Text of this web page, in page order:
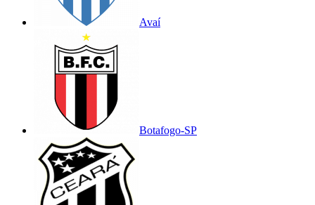
Avaí
Botafogo-SP